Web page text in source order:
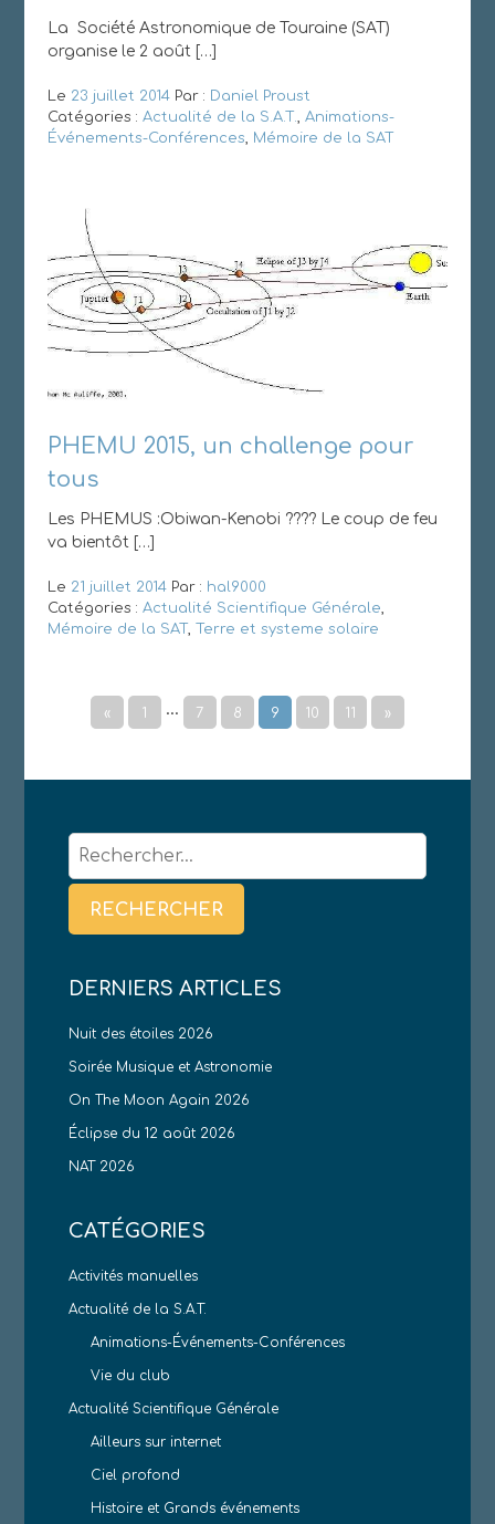
La Société Astronomique de Touraine (SAT)
organise le 2 août […]
Le 23 juillet 2014Par : Daniel Proust
Catégories : Actualité de la S.A.T., Animations-
Événements-Conférences, Mémoire de la SAT
PHEMU 2015, un challenge pour
tous
Les PHEMUS :Obiwan-Kenobi ???? Le coup de feu
va bientôt […]
Le 21 juillet 2014Par : hal9000
Catégories : Actualité Scientifique Générale,
Mémoire de la SAT , Terre et systeme solaire
« 1 … 7 8 9 10 11 »
Rechercher :
DERNIERS ARTICLES
Nuit des étoiles 2026
Soirée Musique et Astronomie
On The Moon Again 2026
Éclipse du 12 août 2026
NAT 2026
CATÉGORIES
Activités manuelles
Actualité de la S.A.T.
Animations-Événements-Conférences
Vie du club
Actualité Scientifique Générale
Ailleurs sur internet
Ciel profond
Histoire et Grands événements